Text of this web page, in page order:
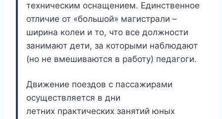
техническим оснащением. Единственное
отличие от «большой» магистрали –
ширина колеи и то, что все должности
занимают дети, за которыми наблюдают
(но не вмешиваются в работу) педагоги.
Движение поездов с пассажирами
осуществляется в дни
летних практических занятий юных